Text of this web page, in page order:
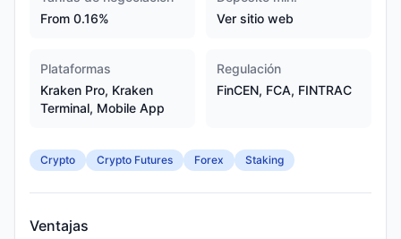
From 0.16%
Ver sitio web
Plataformas
Kraken Pro, Kraken
Terminal, Mobile App
Regulación
FinCEN, FCA, FINTRAC
Crypto Crypto Futures Forex Staking
Ventajas